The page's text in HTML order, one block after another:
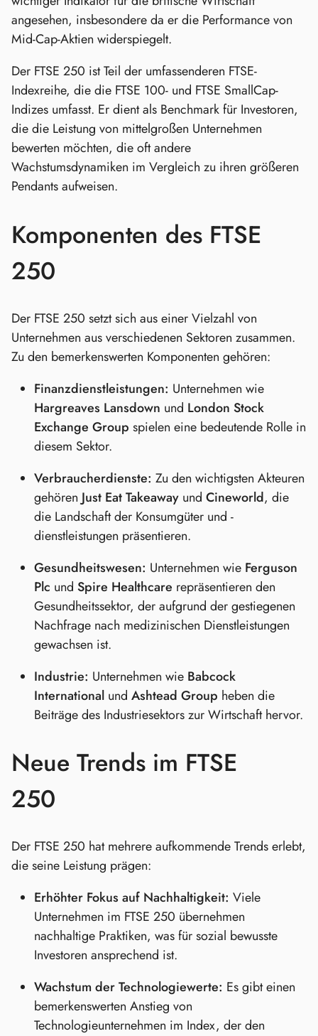
angesehen, insbesondere da er die Performance von
Mid-Cap-Aktien widerspiegelt.
Der FTSE 250 ist Teil der umfassenderen FTSE-
Indexreihe, die die FTSE 100- und FTSE SmallCap-
Indizes umfasst. Er dient als Benchmark für Investoren,
die die Leistung von mittelgroßen Unternehmen
bewerten möchten, die oft andere
Wachstumsdynamiken im Vergleich zu ihren größeren
Pendants aufweisen.
Komponenten des FTSE
250
Der FTSE 250 setzt sich aus einer Vielzahl von
Unternehmen aus verschiedenen Sektoren zusammen.
Zu den bemerkenswerten Komponenten gehören:
Finanzdienstleistungen: Unternehmen wie
Hargreaves Lansdown und London Stock
Exchange Group spielen eine bedeutende Rolle in
diesem Sektor.
Verbraucherdienste: Zu den wichtigsten Akteuren
gehören Just Eat Takeaway und Cineworld, die
die Landschaft der Konsumgüter und -
dienstleistungen präsentieren.
Gesundheitswesen: Unternehmen wie Ferguson
Plc und Spire Healthcare repräsentieren den
Gesundheitssektor, der aufgrund der gestiegenen
Nachfrage nach medizinischen Dienstleistungen
gewachsen ist.
Industrie: Unternehmen wie Babcock
International und Ashtead Group heben die
Beiträge des Industriesektors zur Wirtschaft hervor.
Neue Trends im FTSE
250
Der FTSE 250 hat mehrere aufkommende Trends erlebt,
die seine Leistung prägen:
Erhöhter Fokus auf Nachhaltigkeit: Viele
Unternehmen im FTSE 250 übernehmen
nachhaltige Praktiken, was für sozial bewusste
Investoren ansprechend ist.
Wachstum der Technologiewerte: Es gibt einen
bemerkenswerten Anstieg von
Technologieunternehmen im Index, der den